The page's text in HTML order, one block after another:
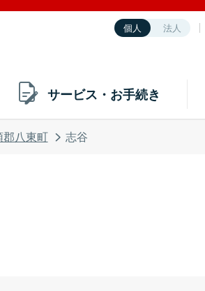
個人 法人
サービス・お手続き
郡八東町 志谷